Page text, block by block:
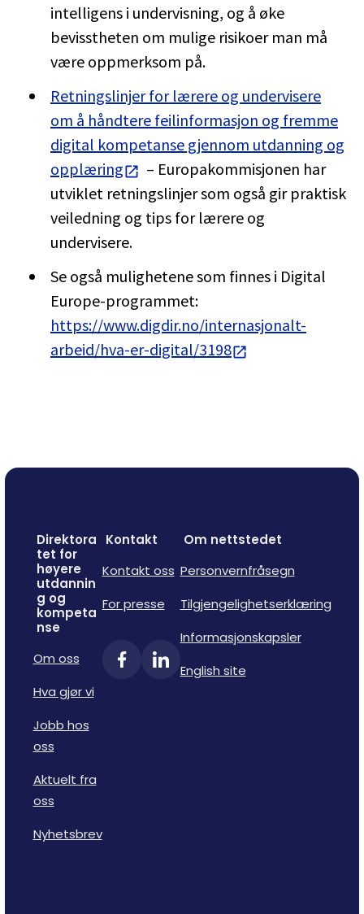
intelligens i undervisning, og å øke
bevisstheten om mulige risikoer man må
være oppmerksom på.
Retningslinjer for lærere og undervisere
om å håndtere feilinformasjon og fremme
digital kompetanse gjennom utdanning og
opplæring
– Europakommisjonen har
utviklet retningslinjer som også gir praktisk
veiledning og tips for lærere og
undervisere.
Se også mulighetene som finnes i Digital
Europe-programmet:
https://www.digdir.no/internasjonalt-
arbeid/hva-er-digital/3198
Direktora
tet for
høyere
utdannin
g og
kompeta
nse
Om oss
Hva gjør vi
Jobb hos
oss
Aktuelt fra
oss
Nyhetsbrev
Kontakt
Kontakt oss
For presse
Om nettstedet
Personvernfråsegn
Tilgjengelighetserklæring
Informasjonskapsler
English site